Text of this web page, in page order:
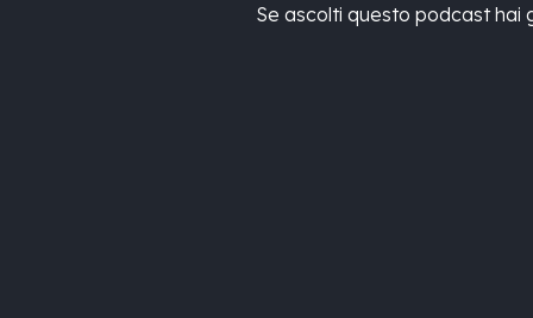
Se ascolti questo podcast hai